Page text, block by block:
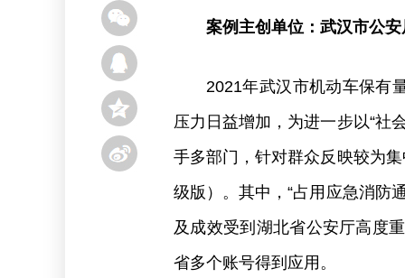
案例主创单位： 武汉市公
2021年武汉市机动车保有
压力日益增加，为进一步以“社
手多部门，针对群众反映较为
级版）。其中，“占用应急消防
及成效受到湖北省公安厅高度
省多个账号得到应用。